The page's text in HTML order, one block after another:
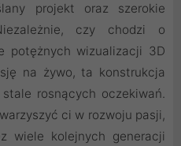
projekt oraz szerokie
czy chodzi o
potężnych wizualizacji 3D
na żywo, ta konstrukcja
rosnących oczekiwań.
ci w rozwoju pasji,
wiele kolejnych generacji